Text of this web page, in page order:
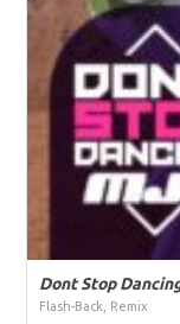
Dont Stop
Flash-Back, Remix